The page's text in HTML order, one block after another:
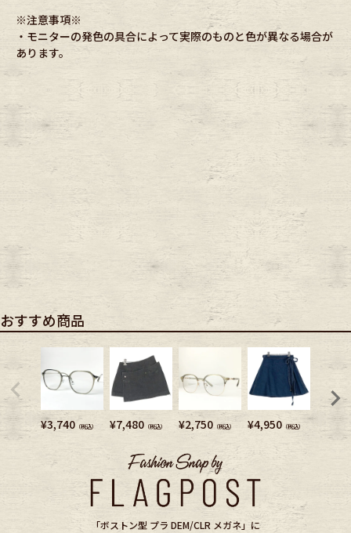
※注意事項※
・モニターの発色の具合によって実際のものと色が異なる場合が
あります。
おすすめ商品
¥3,740 （税込） ¥7,480 （税込） ¥2,750 （税込） ¥4,950 （税込） 2,750
「ボストン型 プラ DEM/CLR メガネ」に